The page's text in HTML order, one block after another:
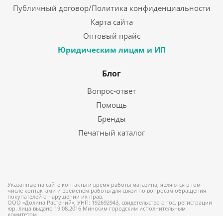
Публичный договор/Политика конфиденциальности
Карта сайта
Оптовый прайс
Юридическим лицам и ИП
Блог
Вопрос-ответ
Помощь
Бренды
Печатный каталог
Указанные на сайте контакты и время работы магазина, являются в том
числе контактами и временем работы для связи по вопросам обращения
покупателей о нарушении их прав.
ООО «Долина Растений», УНП: 192692943, свидетельство о гос. регистрации
юр. лица выдано 19.08.2016 Минским городским исполнительным
комитетом